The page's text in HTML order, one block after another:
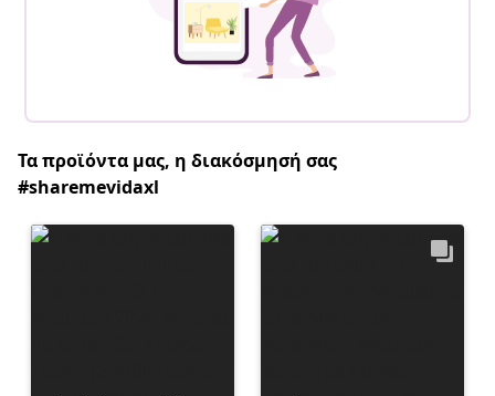
Τα προϊόντα μας, η διακόσμησή σας
#sharemevidaxl